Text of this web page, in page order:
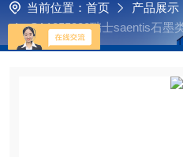
当前位置： 首页 产品展示
SA1255330瑞士saentis石墨
mo